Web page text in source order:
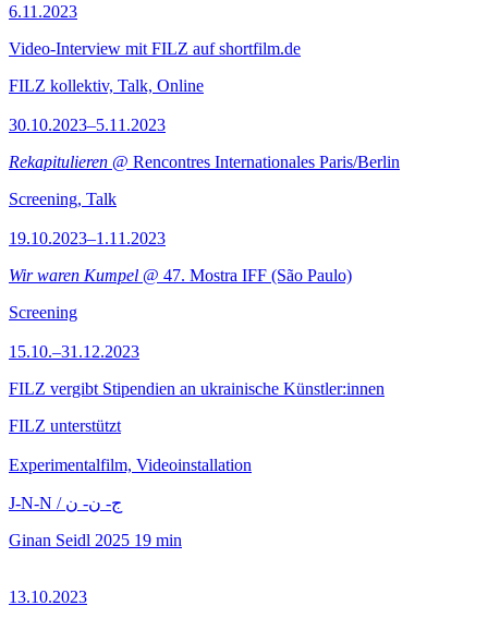
6.11.2023
Video-Interview mit FILZ auf shortfilm.de
FILZ kollektiv, Talk, Online
30.10.2023–5.11.2023
Rekapitulieren @ Rencontres Internationales Paris/Berlin
Screening, Talk
19.10.2023–1.11.2023
Wir waren Kumpel @ 47. Mostra IFF (São Paulo)
Screening
15.10.–31.12.2023
FILZ vergibt Stipendien an ukrainische Künstler:innen
FILZ unterstützt
Experimentalfilm, Videoinstallation
J-N-N / ج- ن- ن
Ginan Seidl 2025 19 min
13.10.2023